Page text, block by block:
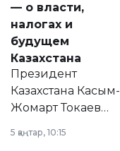
— о власти,
налогах и
будущем
Казахстана
Президент
Казахстана Касым-
Жомарт Токаев
сразу несколько
5 қаңтар, 10:15